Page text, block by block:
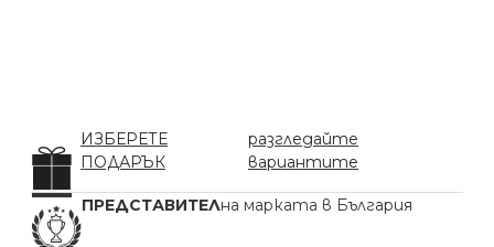
ИЗБЕРЕТЕ
ПОДАРЪК
разгледайте
вариантите
ПРЕДСТАВИТЕЛна марката в България